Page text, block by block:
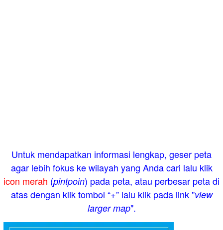
Untuk mendapatkan informasi lengkap, geser peta
agar lebih fokus ke wilayah yang Anda cari lalu klik
icon merah (pintpoin) pada peta, atau perbesar peta di
atas dengan klik tombol “+” lalu klik pada link "view
larger map".